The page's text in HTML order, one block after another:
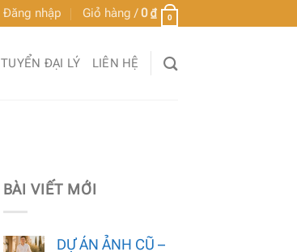
Đăng nhập Giỏ hàng /0₫ 0
TUYỂN ĐẠI LÝ LIÊN HỆ
BÀI VIẾT MỚI
DỰ ÁN ẢNH CŨ –